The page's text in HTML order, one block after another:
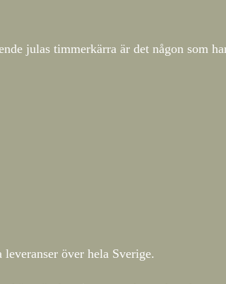
julas timmerkärra är det någon som
över hela Sverige.